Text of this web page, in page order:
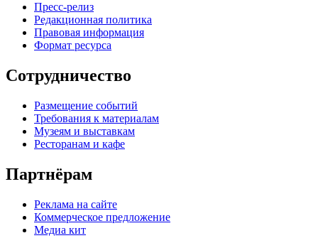
Пресс-релиз
Редакционная политика
Правовая информация
Формат ресурса
Сотрудничество
Размещение событий
Требования к материалам
Музеям и выставкам
Ресторанам и кафе
Партнёрам
Реклама на сайте
Коммерческое предложение
Медиа кит